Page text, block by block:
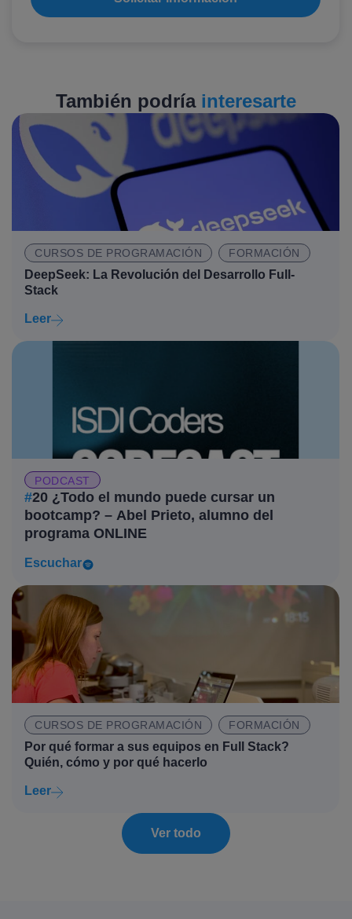
También podría interesarte
CURSOS DE PROGRAMACIÓN FORMACIÓN
DeepSeek: La Revolución del Desarrollo Full-
Stack
Leer
PODCAST
#20 ¿Todo el mundo puede cursar un
bootcamp? – Abel Prieto, alumno del
programa ONLINE
Escuchar
CURSOS DE PROGRAMACIÓN FORMACIÓN
Por qué formar a sus equipos en Full Stack?
Quién, cómo y por qué hacerlo
Leer
Ver todo